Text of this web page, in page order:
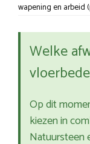
wapening en arbeid
Welke
Op dit
kiezen in
Natuursteen